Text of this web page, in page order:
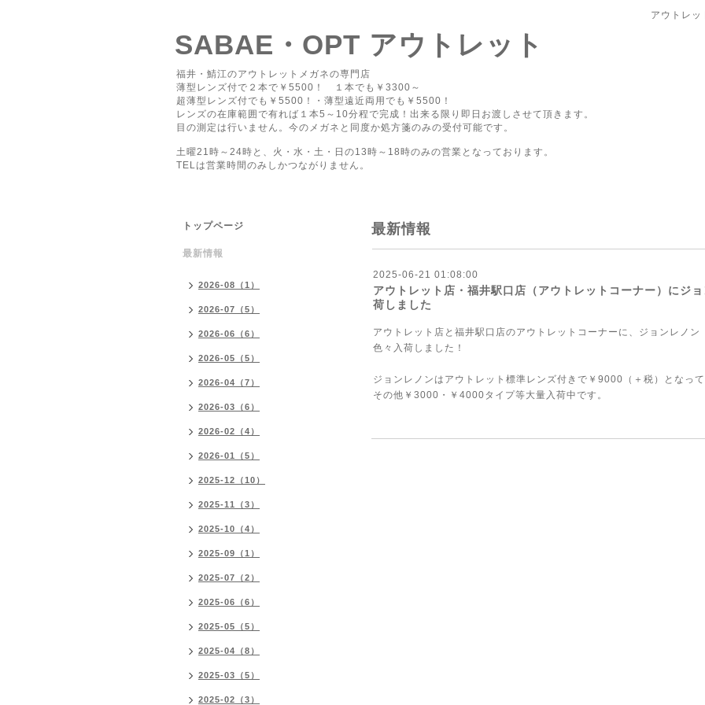
アウトレッ
SABAE・OPT アウトレット
福井・鯖江のアウトレットメガネの専門店
薄型レンズ付で２本で￥5500！ １本でも￥3300～
超薄型レンズ付でも￥5500！・薄型遠近両用でも￥5500！
レンズの在庫範囲で有れば１本5～10分程で完成！出来る限り即日お渡しさせて頂きます。
目の測定は行いません。今のメガネと同度か処方箋のみの受付可能です。
土曜21時～24時と、火・水・土・日の13時～18時のみの営業となっております。
TELは営業時間のみしかつながりません。
最新情報
2025-06-21 01:08:00
アウトレット店・福井駅口店（アウトレットコーナー）にジ
荷しました
アウトレット店と福井駅口店のアウトレットコーナーに、ジョンレノ
色々入荷しました！
ジョンレノンはアウトレット標準レンズ付きで￥9000（＋税）となって
その他￥3000・￥4000タイプ等大量入荷中です。
トップページ
最新情報
2026-08（1）
2026-07（5）
2026-06（6）
2026-05（5）
2026-04（7）
2026-03（6）
2026-02（4）
2026-01（5）
2025-12（10）
2025-11（3）
2025-10（4）
2025-09（1）
2025-07（2）
2025-06（6）
2025-05（5）
2025-04（8）
2025-03（5）
2025-02（3）